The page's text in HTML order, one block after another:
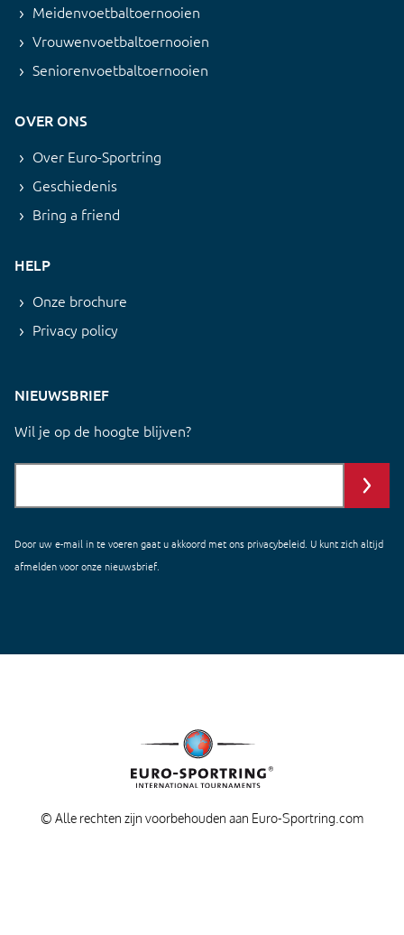
Meidenvoetbaltoernooien
Vrouwenvoetbaltoernooien
Seniorenvoetbaltoernooien
OVER ONS
Over Euro-Sportring
Geschiedenis
Bring a friend
HELP
Onze brochure
Privacy policy
NIEUWSBRIEF
Wil je op de hoogte blijven?
Door uw e-mail in te voeren gaat u akkoord met ons privacybeleid . U kunt zich altijd
afmelden voor onze nieuwsbrief.
© Alle rechten zijn voorbehouden aan Euro-Sportring.com